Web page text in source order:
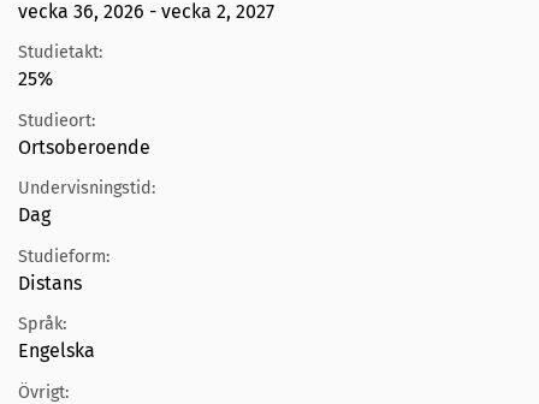
vecka 36, 2026 - vecka 2, 2027
Studietakt:
25%
Studieort:
Ortsoberoende
Undervisningstid:
Dag
Studieform:
Distans
Språk:
Engelska
Övrigt: